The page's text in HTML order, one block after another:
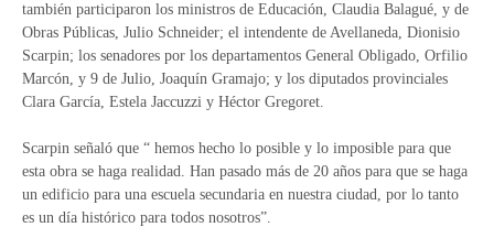
también participaron los ministros de Educación, Claudia Balagué, y de
Obras Públicas, Julio Schneider; el intendente de Avellaneda, Dionisio
Scarpin; los senadores por los departamentos General Obligado, Orfilio
Marcón, y 9 de Julio, Joaquín Gramajo; y los diputados provinciales
Clara García, Estela Jaccuzzi y Héctor Gregoret.
Scarpin señaló que “ hemos hecho lo posible y lo imposible para que
esta obra se haga realidad. Han pasado más de 20 años para que se haga
un edificio para una escuela secundaria en nuestra ciudad, por lo tanto
es un día histórico para todos nosotros”.